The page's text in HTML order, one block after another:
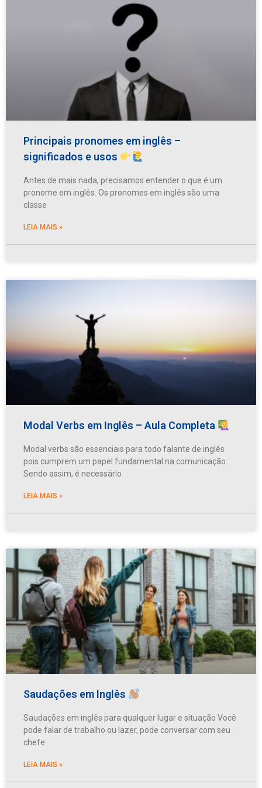
Principais pronomes em inglês –
significados e usos
Antes de mais nada, precisamos entender o que é um
pronome em inglês. Os pronomes em inglês são uma
classe
LEIA MAIS »
Modal Verbs em Inglês – Aula Completa
Modal verbs são essenciais para todo falante de inglês
pois cumprem um papel fundamental na comunicação.
Sendo assim, é necessário
LEIA MAIS »
Saudações em Inglês
Saudações em inglês para qualquer lugar e situação Você
pode falar de trabalho ou lazer, pode conversar com seu
chefe
LEIA MAIS »